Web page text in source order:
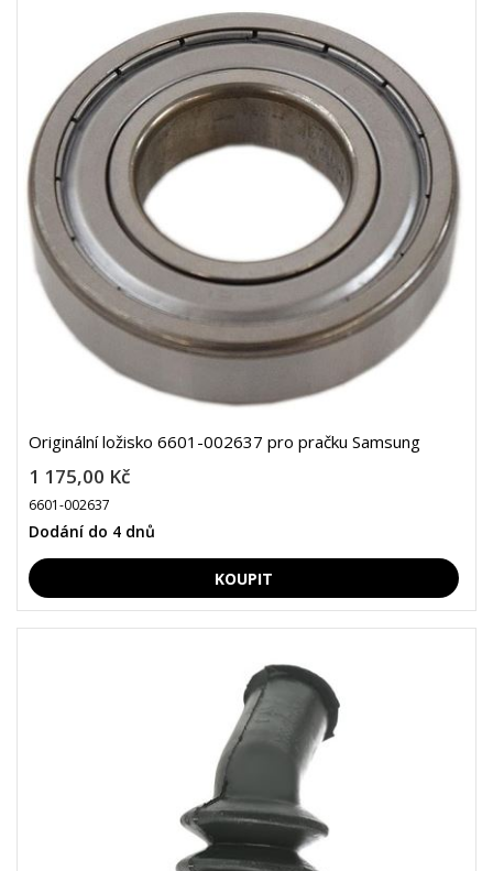
Originální ložisko 6601-002637 pro pračku Samsung
1 175,00 Kč
6601-002637
Dodání do 4 dnů